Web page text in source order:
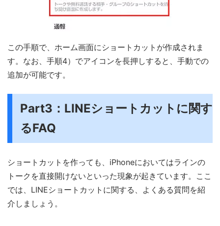
この手順で、ホーム画面にショートカットが作成されま
す。なお、手順4）でアイコンを長押しすると、手動での
追加が可能です。
Part3：LINEショートカットに関す
るFAQ
ショートカットを作っても、iPhoneにおいてはラインの
トークを直接開けないといった現象が起きています。ここ
では、LINEショートカットに関する、よくある質問を紹
介しましょう。